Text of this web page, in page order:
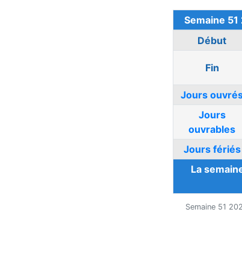
Semaine 51
Semaine 51
Début
Fin
Jours
Jours
ouvrables
Jours fériés
La